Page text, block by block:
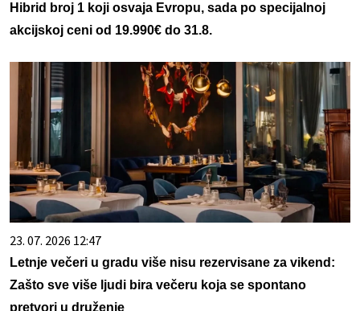
Hibrid broj 1 koji osvaja Evropu, sada po specijalnoj
akcijskoj ceni od 19.990€ do 31.8.
23. 07. 2026 12:47
Letnje večeri u gradu više nisu rezervisane za vikend:
Zašto sve više ljudi bira večeru koja se spontano
pretvori u druženje